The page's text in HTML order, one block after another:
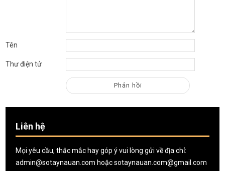
Tên
Thư điện tử
Liên hệ
Mọi yêu cầu, thắc mắc hay góp ý vui lòng gửi về địa chỉ:
admin@sotaynauan.com hoặcsotaynauan.com@gmail.com